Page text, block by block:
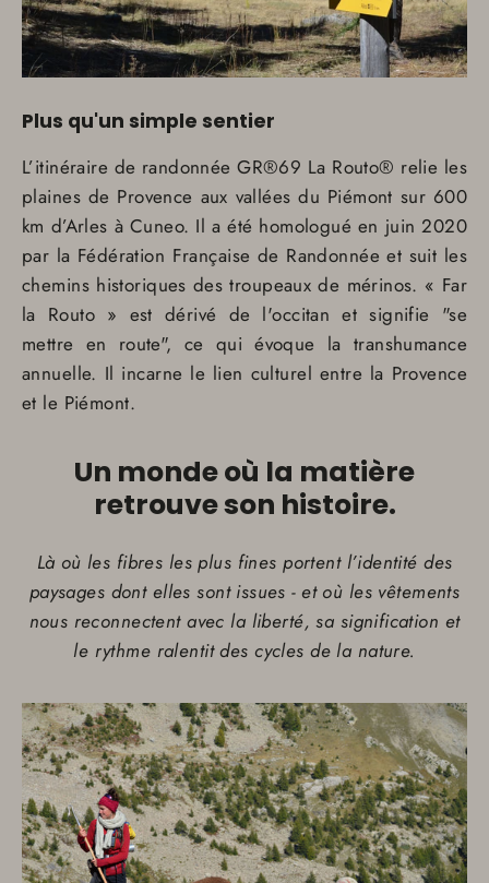
Plus qu'un simple sentier
L’itinéraire de randonnée GR®69 La Routo® relie les
plaines de Provence aux vallées du Piémont sur 600
km d’Arles à Cuneo. Il a été homologué en juin 2020
par la Fédération Française de Randonnée et suit les
chemins historiques des troupeaux de mérinos. « Far
la Routo » est dérivé de l'occitan et signifie "se
mettre en route", ce qui évoque la transhumance
annuelle. Il incarne le lien culturel entre la Provence
et le Piémont.
Un monde où la matière
retrouve son histoire.
Là où les fibres les plus fines portent l’identité des
paysages dont elles sont issues - et où les vêtements
nous reconnectent avec la liberté, sa signification et
le rythme ralentit des cycles de la nature.